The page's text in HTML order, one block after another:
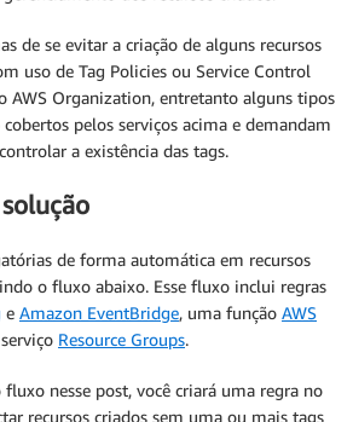
de se evitar a criação de alguns recursos
uso de Tag Policies ou Service Control
AWS Organization, entretanto alguns tipos
pelos serviços acima e demandam
a existência das tags.
de forma automática em recursos
o fluxo abaixo. Esse fluxo inclui regras
e Amazon EventBridge, uma função AWS
Resource Groups.
fluxo nesse post, você criará uma regra no
recursos criados sem uma ou mais tags